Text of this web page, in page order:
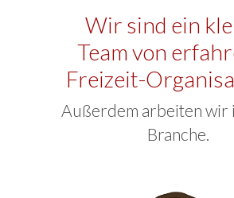
Wir sind ein
Team von
Freizeit-
Außerdem arbeiten wir
Branche.